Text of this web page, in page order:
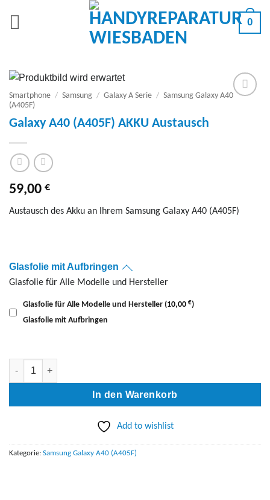
0
Smartphone / Samsung / Galaxy A Serie / Samsung Galaxy A40
(A405F)
Galaxy A40 (A405F) AKKU Austausch
59,00 €
Austausch des Akku an Ihrem Samsung Galaxy A40 (A405F)
Glasfolie mit Aufbringen
Glasfolie für Alle Modelle und Hersteller
Glasfolie für Alle Modelle und Hersteller (10,00 €)
Glasfolie mit Aufbringen
Galaxy A40 (A405F) AKKU Austausch Menge
In den Warenkorb
Add to wishlist
Kategorie: Samsung Galaxy A40 (A405F)